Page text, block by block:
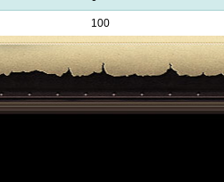
100